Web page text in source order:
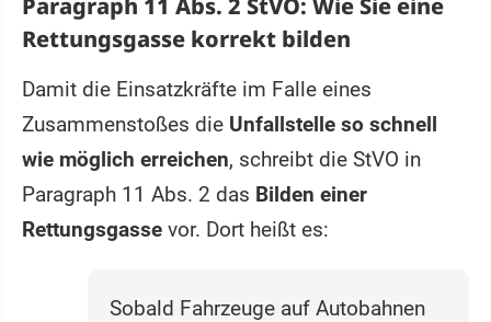
Rettungsgasse korrekt bilden
Damit die Einsatzkräfte im Falle eines
Zusammenstoßes die Unfallstelle so schnell
wie möglich erreichen, schreibt die StVO in
Paragraph 11 Abs. 2 das Bilden einer
Rettungsgasse vor. Dort heißt es:
Sobald Fahrzeuge auf Autobahnen